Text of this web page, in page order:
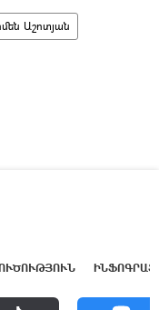
Աշոտյան